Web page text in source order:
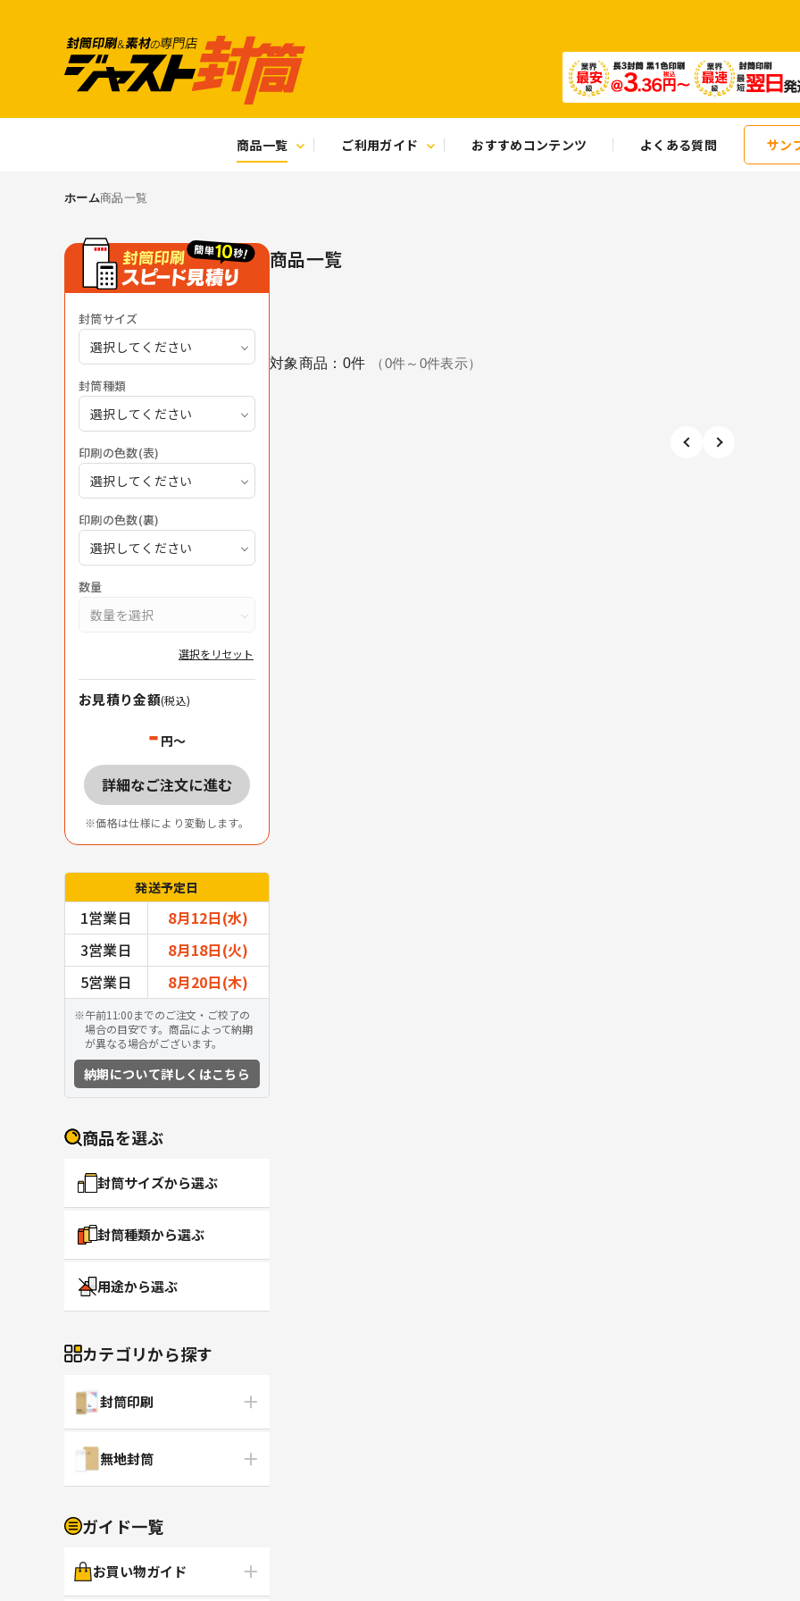
商品一覧 ご利用ガイド おすすめコンテンツ よくある質問 サン
ホーム商品一覧
封筒サイズ
選択してください
封筒種類
選択してください
印刷の色数(表)
選択してください
印刷の色数(裏)
選択してください
数量
数量を選択
選択をリセット
お見積り金額(税込)
- 円～
詳細なご注文に進む
価格は仕様により変動します。
発送予定日
1営業日
8月12日(水)
3営業日
8月18日(火)
5営業日
8月20日(木)
午前11:00までのご注文・ご校了の
場合の目安です。商品によって納期
が異なる場合がございます。
納期について詳しくはこちら
商品を選ぶ
封筒サイズから選ぶ
封筒種類から選ぶ
用途から選ぶ
カテゴリから探す
封筒印刷
無地封筒
ガイド一覧
お買い物ガイド
商品一覧
対象商品： 0件 （0件～ 0件表示）